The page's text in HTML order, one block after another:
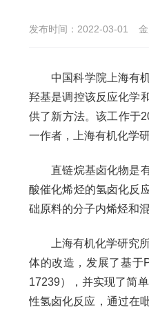
发布时间：2022-03-01
中国科学院上海有机
羟基是调控该反应化学
供了新方法。该工作于
一作者，上海有机化学
直链烷基卤化物是有
酸催化烯烃的氢卤化反
础原料的分子内烯烃和
上海有机化学研究所
体的改造，发展了基于
17239），并实现了简
性氢卤化反应，通过在